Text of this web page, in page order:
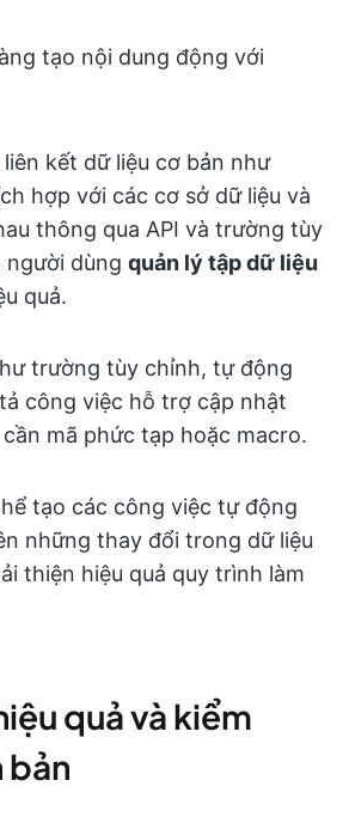
tạo nội dung động với
kết dữ liệu cơ bản như
hợp với các cơ sở dữ liệu và
thông qua API và trường tùy
người dùng quản lý tập dữ liệu
quả.
trường tùy chỉnh, tự động
công việc hỗ trợ cập nhật
mã phức tạp hoặc macro.
tạo các công việc tự động
những thay đổi trong dữ liệu
thiện hiệu quả quy trình làm
quả và kiểm
bản